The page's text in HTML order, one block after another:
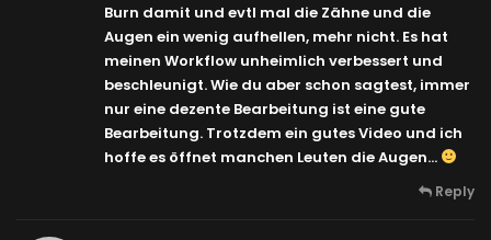
Burn damit und evtl mal die Zähne und die
Augen ein wenig aufhellen, mehr nicht. Es hat
meinen Workflow unheimlich verbessert und
beschleunigt. Wie du aber schon sagtest, immer
nur eine dezente Bearbeitung ist eine gute
Bearbeitung. Trotzdem ein gutes Video und ich
hoffe es öffnet manchen Leuten die Augen…
Reply